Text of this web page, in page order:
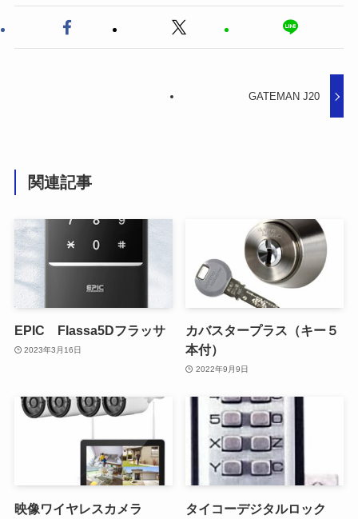
GATEMAN J20
関連記事
EPIC Flassa5Dフラッサ
2023年3月16日
カバスタープラス（キー５
本付）
2022年9月9日
映像ワイヤレスカメラ タイコーデジタルロック